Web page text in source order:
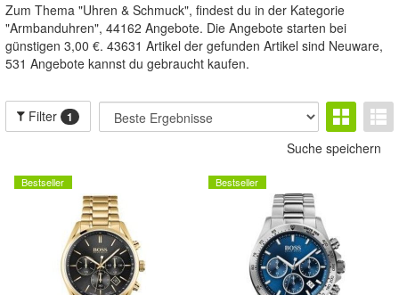
Zum Thema "Uhren & Schmuck", findest du in der Kategorie
"Armbanduhren", 44162 Angebote. Die Angebote starten bei
günstigen 3,00 €. 43631 Artikel der gefunden Artikel sind Neuware,
531 Angebote kannst du gebraucht kaufen.
Filter 1
Suche speichern
Bestseller Bestseller